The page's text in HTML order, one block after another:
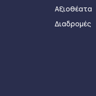
Αξιοθέατα
Διαδρομές